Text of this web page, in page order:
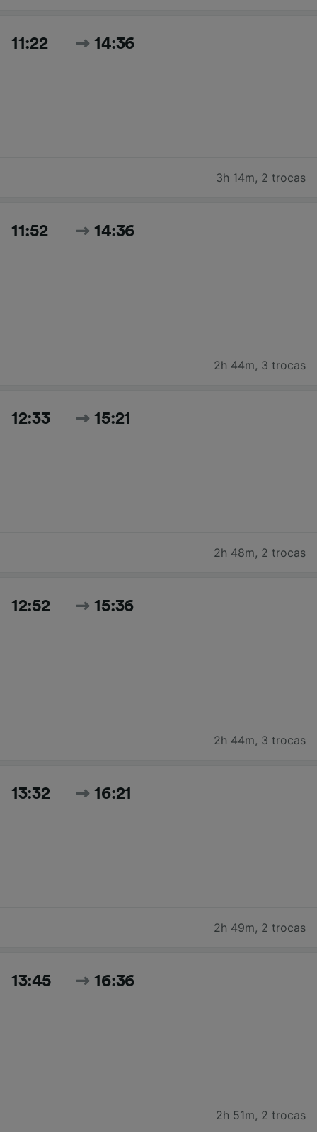
11:22 14:36
3h 14m, 2 trocas
11:52 14:36
2h 44m, 3 trocas
12:33 15:21
2h 48m, 2 trocas
12:52 15:36
2h 44m, 3 trocas
13:32 16:21
2h 49m, 2 trocas
13:45 16:36
2h 51m, 2 trocas